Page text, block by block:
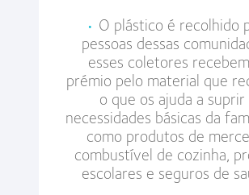
• O plástico é recolhido
pessoas dessas
esses coletores
prémio pelo material que
o que os ajuda a suprir
necessidades básicas da
como produtos de
combustível de cozinha,
escolares e seguros de